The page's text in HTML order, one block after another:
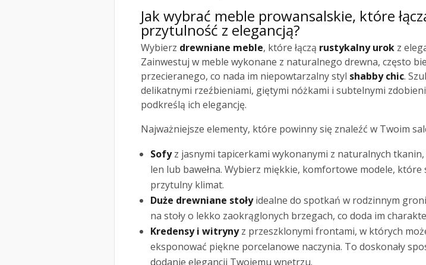
Jak wybrać meble prowansalskie, które
przytulność z elegancją?
Wybierz drewniane meble, które łączą rustykalny urok z
Zainwestuj w meble wykonane z naturalnego drewna, często
przecieranego, co nada im niepowtarzalny styl shabby chic.
delikatnymi rzeźbieniami, giętymi nóżkami i subtelnymi
podkreślą ich elegancję.
Najważniejsze elementy, które powinny się znaleźć w Twoim
Sofyz jasnymi tapicerkami wykonanymi z naturalnych
len lub bawełna. Wybierz miękkie, komfortowe modele, które
przytulny klimat.
Duże drewniane stołyidealne do spotkań w rodzinnym
na stoły o lekko zaokrąglonych brzegach, co doda im
Kredensy i witrynyz przeszklonymi frontami, w których
eksponować piękne porcelanowe naczynia. To doskonały
dodanie elegancji Twojemu wnętrzu.